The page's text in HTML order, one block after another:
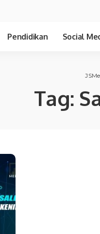
Pendidikan Social
Tag: